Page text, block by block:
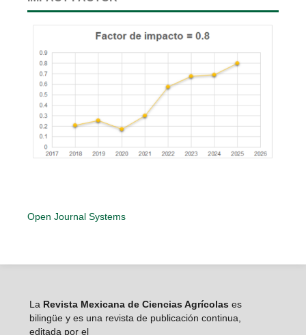
Open Journal Systems
LaRevista Mexicana de Ciencias Agrícolas es
bilingüe y es una revista de publicación continua,
editada por el